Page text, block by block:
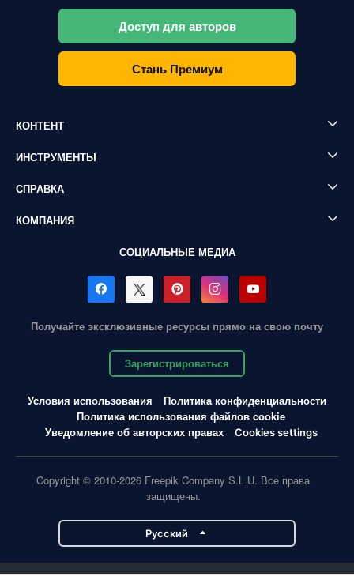
Доступ для авторов
Стань Премиум
КОНТЕНТ
ИНСТРУМЕНТЫ
СПРАВКА
КОМПАНИЯ
СОЦИАЛЬНЫЕ МЕДИА
Получайте эксклюзивные ресурсы прямо на свою почту
Зарегистрироваться
Условия использования
Политика конфиденциальности
Политика использования файлов cookie
Уведомление об авторских правах
Cookies settings
Copyright © 2010-2026 Freepik Company S.L.U. Все права
защищены.
Pусский